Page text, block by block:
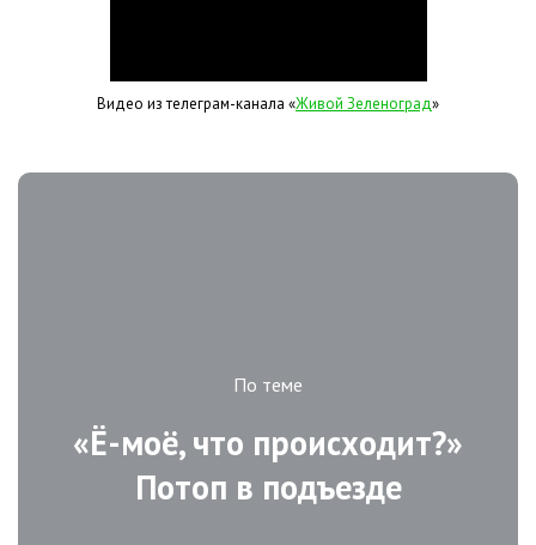
Видео из телеграм-канала «Живой Зеленоград»
По теме
«Ё-моё, что происходит?»
Потоп в подъезде